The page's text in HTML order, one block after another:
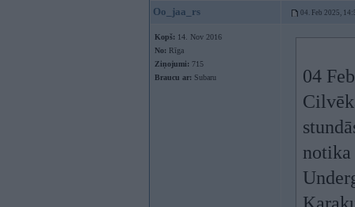
Oo_jaa_rs 04. Feb 2025,
Kopš: 14. Nov 2016
No: Rīga
Ziņojumi: 715
Braucu ar: Subaru
04